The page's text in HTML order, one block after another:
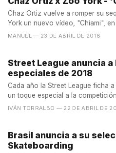
Chaz Ortiz vuelve a romper su
York un nuevo vídeo, "Chiami",
MANUEL — 23 DE ABRIL DE 2018
Street League anuncia
especiales de 2018
Cada año la Street League ficha
un toque especial a la
IVÁN TORRALBO — 22 DE ABRIL DE
Brasil anuncia a su
Skateboarding